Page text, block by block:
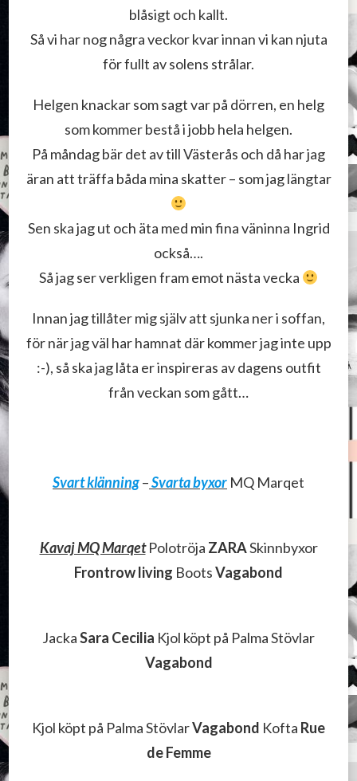
blåsigt och kallt.
Så vi har nog några veckor kvar innan vi kan njuta
för fullt av solens strålar.
Helgen knackar som sagt var på dörren, en helg
som kommer bestå i jobb hela helgen.
På måndag bär det av till Västerås och då har jag
äran att träffa båda mina skatter – som jag längtar
Sen ska jag ut och äta med min fina väninna Ingrid
också….
Så jag ser verkligen fram emot nästa vecka
Innan jag tillåter mig själv att sjunka ner i soffan,
för när jag väl har hamnat där kommer jag inte upp
:-), så ska jag låta er inspireras av dagens outfit
från veckan som gått…
Svart klänning–Svarta byxor MQ Marqet
Kavaj MQ Marqet Polotröja ZARASkinnbyxor
Frontrow living BootsVagabond
JackaSara Cecilia Kjol köpt på Palma Stövlar
Vagabond
Kjol köpt på Palma StövlarVagabond Kofta Rue
de Femme